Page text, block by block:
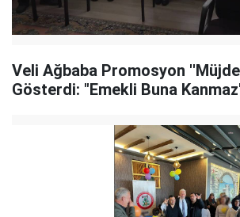
Veli Ağbaba Promosyon
Gösterdi: "Emekli Buna